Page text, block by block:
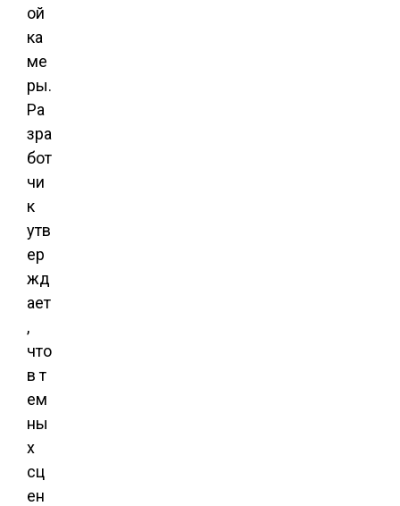
ой
ка
ме
ры.
Ра
зра
бот
чи
к
утв
ер
жд
ает
,
что
в т
ем
ны
х
сц
ен